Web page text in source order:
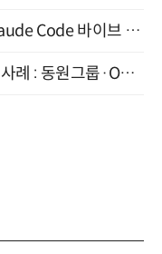
"모든 담당자(비개발자)를 위한 Claude Code 바이브 코딩 2-day 부트캠프" 9월 16~17일 개최
B2B에서 B2C까지, 현장 실제 운영사례 : 동원그룹·OCI·다이닝브랜즈그룹·당근 (8/27)